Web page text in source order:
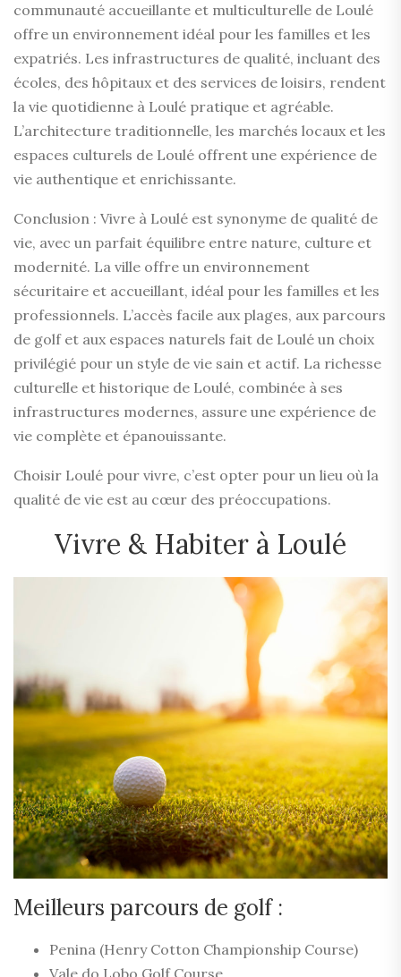
communauté accueillante et multiculturelle de Loulé
offre un environnement idéal pour les familles et les
expatriés. Les infrastructures de qualité, incluant des
écoles, des hôpitaux et des services de loisirs, rendent
la vie quotidienne à Loulé pratique et agréable.
L’architecture traditionnelle, les marchés locaux et les
espaces culturels de Loulé offrent une expérience de
vie authentique et enrichissante.
Conclusion : Vivre à Loulé est synonyme de qualité de
vie, avec un parfait équilibre entre nature, culture et
modernité. La ville offre un environnement
sécuritaire et accueillant, idéal pour les familles et les
professionnels. L’accès facile aux plages, aux parcours
de golf et aux espaces naturels fait de Loulé un choix
privilégié pour un style de vie sain et actif. La richesse
culturelle et historique de Loulé, combinée à ses
infrastructures modernes, assure une expérience de
vie complète et épanouissante.
Choisir Loulé pour vivre, c’est opter pour un lieu où la
qualité de vie est au cœur des préoccupations.
Vivre & Habiter à Loulé
Meilleurs parcours de golf :
Penina (Henry Cotton Championship Course)